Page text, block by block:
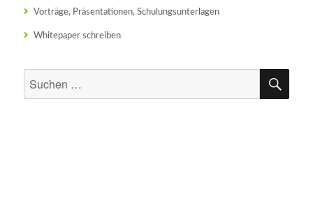
Vorträge, Präsentationen, Schulungsunterlagen
Whitepaper schreiben